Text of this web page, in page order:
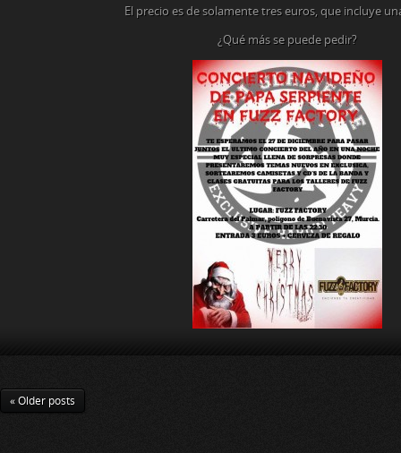
El precio es de solamente tres euros, que incluye
¿Qué más se puede pedir?
« Older posts